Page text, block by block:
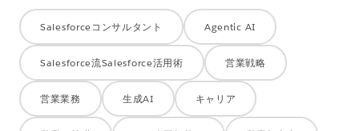
Salesforceコンサルタント Agentic AI
Salesforce流Salesforce活用術 営業戦略
営業業務 生成AI キャリア